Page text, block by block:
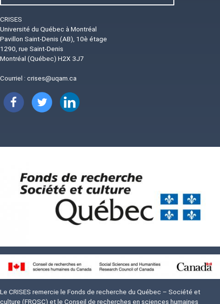
CRISES
Université du Québec à Montréal
Pavillon Saint-Denis (AB), 10è étage
1290, rue Saint-Denis
Montréal (Québec) H2X 3J7
Courriel : crises@uqam.ca
Image Image Image
Image
Le CRISES remercie le Fonds de recherche du Québec – Société et
culture (FRQSC) et le Conseil de recherches en sciences humaines